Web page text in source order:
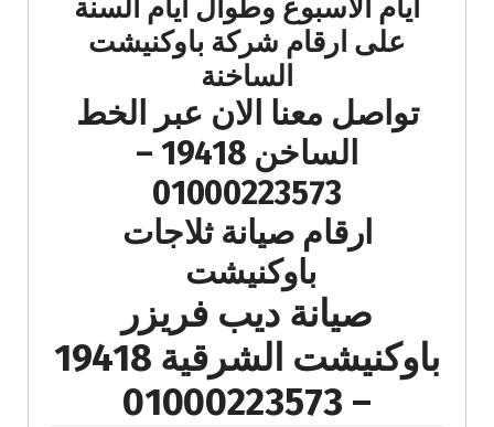
ايام الاسبوع وطوال ايام السنة
على ارقام شركة باوكنيشت
الساخنة
تواصل معنا الان عبر الخط
الساخن 19418 –
01000223573
ارقام صيانة ثلاجات
باوكنيشت
صيانة ديب فريزر
باوكنيشت الشرقية 19418
– 01000223573